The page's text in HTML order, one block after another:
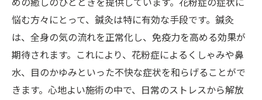
めの癒しのひとときを提供しています。花粉症の症状に
悩む方々にとって、鍼灸は特に有効な手段です。鍼灸
は、全身の気の流れを正常化し、免疫力を高める効果が
期待されます。これにより、花粉症によるくしゃみや鼻
水、目のかゆみといった不快な症状を和らげることがで
きます。心地よい施術の中で、日常のストレスから解放